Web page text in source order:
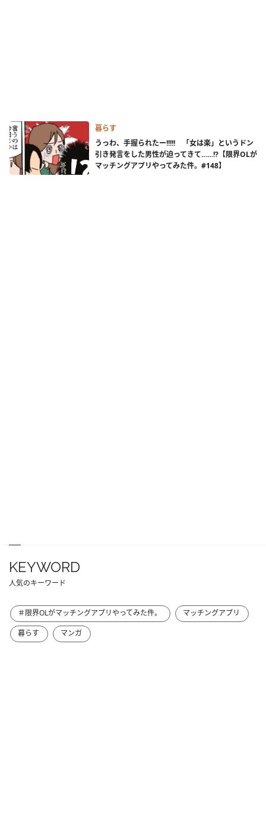
暮らす
うっわ、手握られたー!!!!! 「女は楽」というドン
引き発言をした男性が迫ってきて……!?【限界OLが
マッチングアプリやってみた件。#148】
KEYWORD
人気のキーワード
＃限界OLがマッチングアプリやってみた件。
マッチングアプリ
暮らす
マンガ